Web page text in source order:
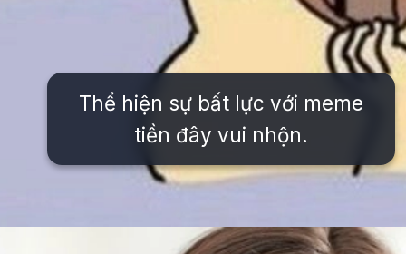
Thể hiện sự bất lực với meme
tiền đây vui nhộn.